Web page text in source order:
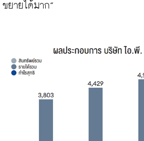
ขยายได้มาก”